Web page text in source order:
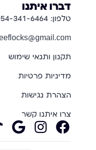
דברו איתנו
טלפון: 054-341-6464
תקנון ותנאי שימוש
מדיניות פרטיות
הצהרת נגישות
צרו איתנו קשר